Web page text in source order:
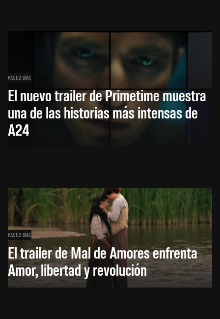
HACE 2 DÍAS
El nuevo trailer de Primetime muestra
una de las historias más intensas de
A24
HACE 2 DÍAS
El trailer de Mal de Amores enfrenta
Amor, libertad y revolución